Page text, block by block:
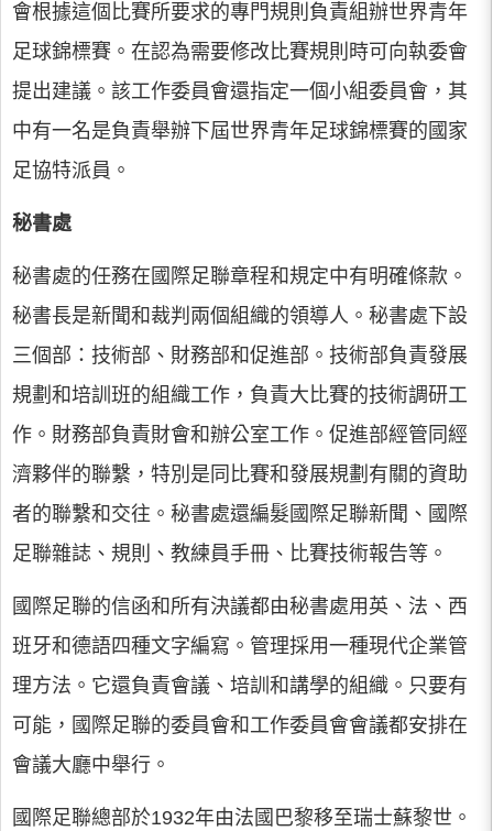
會根據這個比賽所要求的專門規則負責組辦世界青年
足球錦標賽。在認為需要修改比賽規則時可向執委會
提出建議。該工作委員會還指定一個小組委員會，其
中有一名是負責舉辦下屆世界青年足球錦標賽的國家
足協特派員。
秘書處
秘書處的任務在國際足聯章程和規定中有明確條款。
秘書長是新聞和裁判兩個組織的領導人。秘書處下設
三個部：技術部、財務部和促進部。技術部負責發展
規劃和培訓班的組織工作，負責大比賽的技術調研工
作。財務部負責財會和辦公室工作。促進部經管同經
濟夥伴的聯繫，特別是同比賽和發展規劃有關的資助
者的聯繫和交往。秘書處還編髮國際足聯新聞、國際
足聯雜誌、規則、教練員手冊、比賽技術報告等。
國際足聯的信函和所有決議都由秘書處用英、法、西
班牙和德語四種文字編寫。管理採用一種現代企業管
理方法。它還負責會議、培訓和講學的組織。只要有
可能，國際足聯的委員會和工作委員會會議都安排在
會議大廳中舉行。
國際足聯總部於1932年由法國巴黎移至瑞士蘇黎世。